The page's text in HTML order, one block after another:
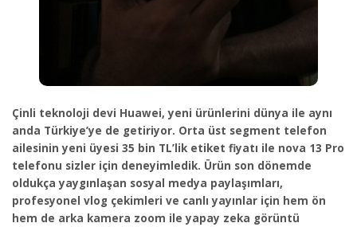
Çinli teknoloji devi Huawei, yeni ürünlerini dünya ile aynı
anda Türkiye’ye de getiriyor. Orta üst segment telefon
ailesinin yeni üyesi 35 bin TL’lik etiket fiyatı ile nova 13 Pro
telefonu sizler için deneyimledik. Ürün son dönemde
oldukça yaygınlaşan sosyal medya paylaşımları,
profesyonel vlog çekimleri ve canlı yayınlar için hem ön
hem de arka kamera zoom ile yapay zeka görüntü